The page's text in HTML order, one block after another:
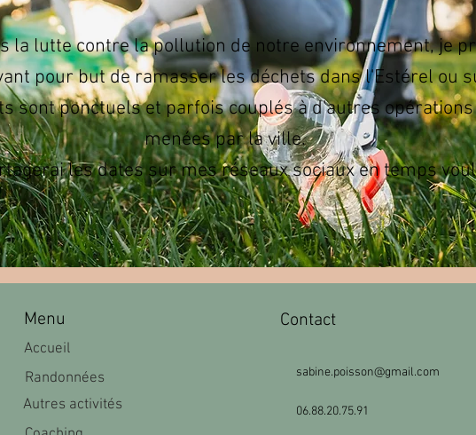
la lutte contre la pollution de notre environnement, je
pour but de ramasser les déchets dans l'Estérel ou
sont ponctuels et parfois couplés à d'autres
menées par la ville.
les dates sur mes réseaux sociaux en temps
Menu
Autres activités
Randonnées
Accueil
Contact
sabine.poisson@gmail.com
06.88.20.75.91